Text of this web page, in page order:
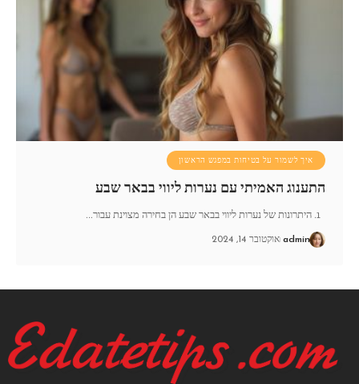
איך לשמור על בטיחות במפגש הראשון
התענוג האמיתי עם נערות ליווי בבאר שבע
…
admin אוקטובר 14, 2024